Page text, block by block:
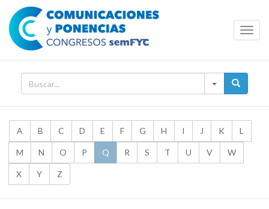
A B C D E F G H I J K L
M N O P Q R S T U V W
X Y Z